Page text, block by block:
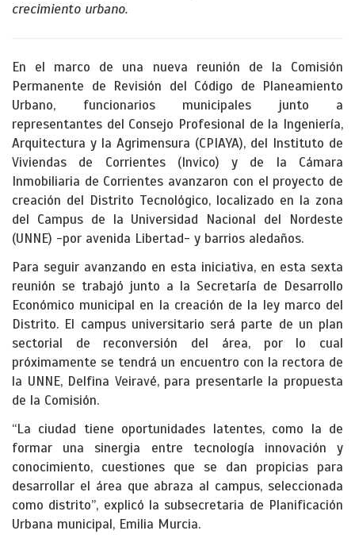
crecimiento urbano.
En el marco de una nueva reunión de la Comisión
Permanente de Revisión del Código de Planeamiento
Urbano, funcionarios municipales junto a
representantes del Consejo Profesional de la Ingeniería,
Arquitectura y la Agrimensura (CPIAYA), del Instituto de
Viviendas de Corrientes (Invico) y de la Cámara
Inmobiliaria de Corrientes avanzaron con el proyecto de
creación del Distrito Tecnológico, localizado en la zona
del Campus de la Universidad Nacional del Nordeste
(UNNE) -por avenida Libertad- y barrios aledaños.
Para seguir avanzando en esta iniciativa, en esta sexta
reunión se trabajó junto a la Secretaría de Desarrollo
Económico municipal en la creación de la ley marco del
Distrito. El campus universitario será parte de un plan
sectorial de reconversión del área, por lo cual
próximamente se tendrá un encuentro con la rectora de
la UNNE, Delfina Veiravé, para presentarle la propuesta
de la Comisión.
“La ciudad tiene oportunidades latentes, como la de
formar una sinergia entre tecnología innovación y
conocimiento, cuestiones que se dan propicias para
desarrollar el área que abraza al campus, seleccionada
como distrito”, explicó la subsecretaria de Planificación
Urbana municipal, Emilia Murcia.